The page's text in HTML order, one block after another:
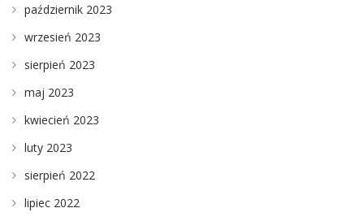
październik 2023
wrzesień 2023
sierpień 2023
maj 2023
kwiecień 2023
luty 2023
sierpień 2022
lipiec 2022